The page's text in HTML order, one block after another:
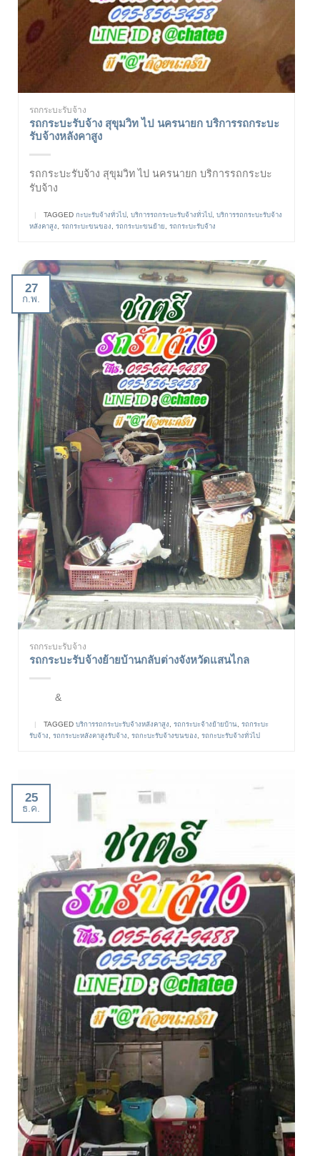
รถกระบะรับจ้าง
รถกระบะรับจ้าง สุขุมวิท ไป นครนายก บริการรถกระบะ
รับจ้างหลังคาสูง
รถกระบะรับจ้าง สุขุมวิท ไป นครนายก บริการรถกระบะ
รับจ้าง
| TAGGED กะบะรับจ้างทั่วไป บริการรถกระบะรับจ้างทั่วไป
บริการรถกระบะรับจ้าง
หลังคาสูง
รถกระบะขนของ รถกระบะขนย้าย รถกระบะรับจ้าง
27
ก.พ.
รถกระบะรับจ้าง
รถกระบะรับจ้างย้ายบ้านกลับต่างจังหวัดแสนไกล
&
| TAGGED บริการรถกระบะรับจ้างหลังคาสูง รถกระบะจ้างย้ายบ้าน รถกระบะ
รับจ้าง
รถกระบะหลังคาสูงรับจ้าง รถกะบะรับจ้างขนของ รถกะบะรับจ้างทั่วไป
25
ธ.ค.